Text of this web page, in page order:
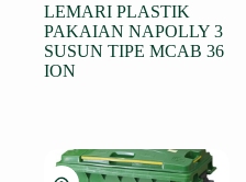
LEMARI PLASTIK
PAKAIAN NAPOLLY 3
SUSUN TIPE MCAB 36
ION